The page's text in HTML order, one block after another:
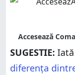
SUGESTIE:
diferența